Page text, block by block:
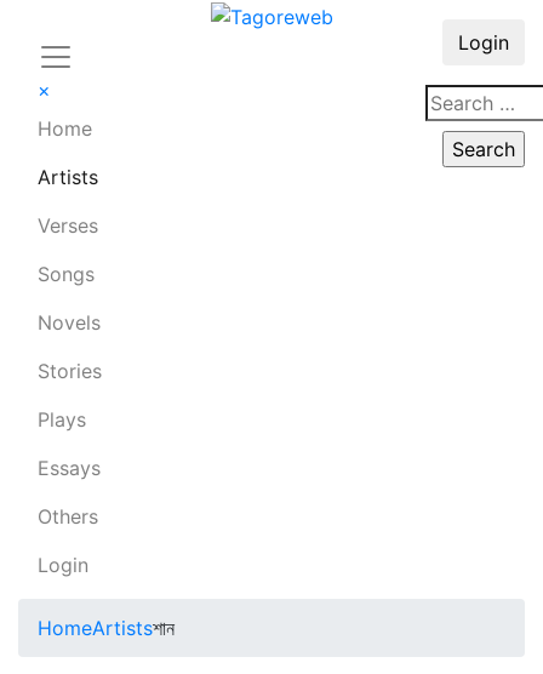
×
Home
Artists
Verses
Songs
Novels
Stories
Plays
Essays
Others
Login
Login
HomeArtistsশান